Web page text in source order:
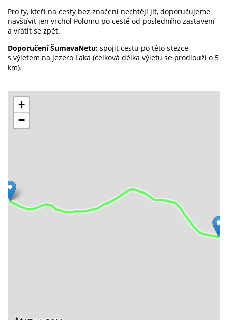
Pro ty, kteří na cesty bez značení nechtějí jít, doporučujeme
navštívit jen vrchol Polomu po cestě od posledního zastavení
a vrátit se zpět.
Doporučení ŠumavaNetu: spojit cestu po této stezce
s výletem na jezero Laka (celková délka výletu se prodlouží o 5
km).